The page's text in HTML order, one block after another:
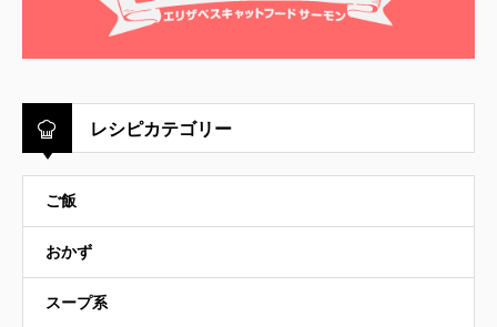
レシピカテゴリー
ご飯
おかず
スープ系